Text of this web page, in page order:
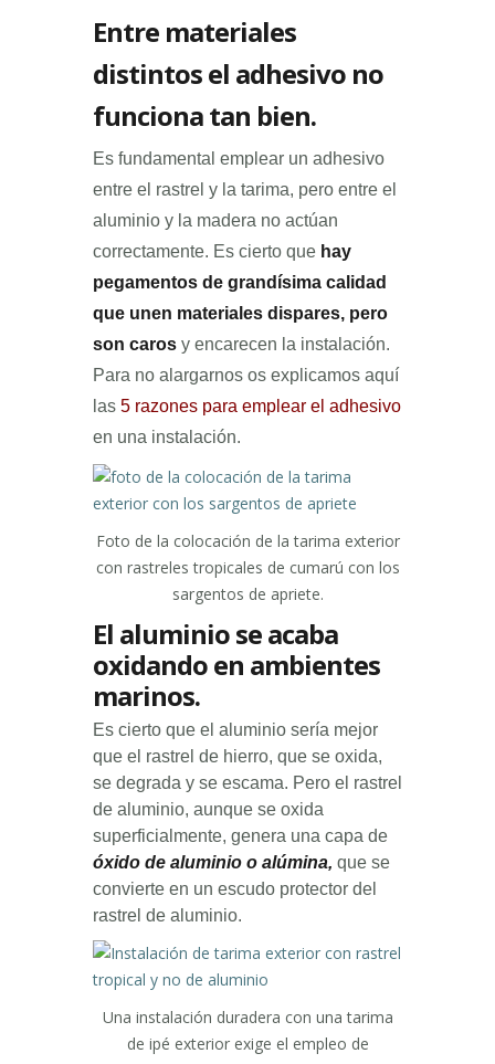
Entre materiales
distintos el adhesivo no
funciona tan bien.
Es fundamental emplear un adhesivo
entre el rastrel y la tarima, pero entre el
aluminio y la madera no actúan
correctamente. Es cierto que hay
pegamentos de grandísima calidad
que unen materiales dispares, pero
son caros y encarecen la instalación.
Para no alargarnos os explicamos aquí
las 5 razones para emplear el adhesivo
en una instalación.
Foto de la colocación de la tarima exterior
con rastreles tropicales de cumarú con los
sargentos de apriete.
El aluminio se acaba
oxidando en ambientes
marinos.
Es cierto que el aluminio sería mejor
que el rastrel de hierro, que se oxida,
se degrada y se escama. Pero el rastrel
de aluminio, aunque se oxida
superficialmente, genera una capa de
óxido de aluminio o alúmina, que se
convierte en un escudo protector del
rastrel de aluminio.
Una instalación duradera con una tarima
de ipé exterior exige el empleo de